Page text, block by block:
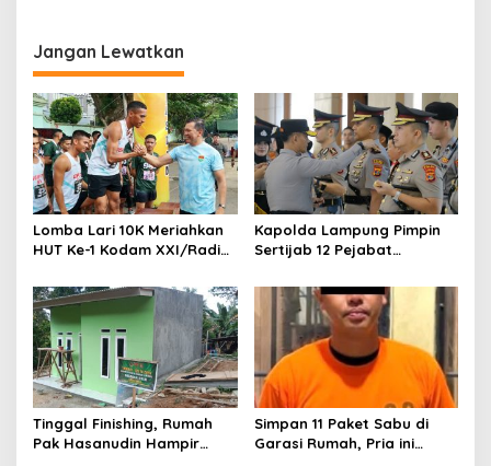
Jangan Lewatkan
Lomba Lari 10K Meriahkan
HUT Ke-1 Kodam XXI/Radin
Kapolda Lampung Pimpin
Sertijab 12 Pejabat
Organisasi dan Pelayanan
Polri Presisi
Tinggal Finishing, Rumah
Pak Hasanudin Hampir
Simpan 11 Paket Sabu di
Garasi Rumah, Pria ini